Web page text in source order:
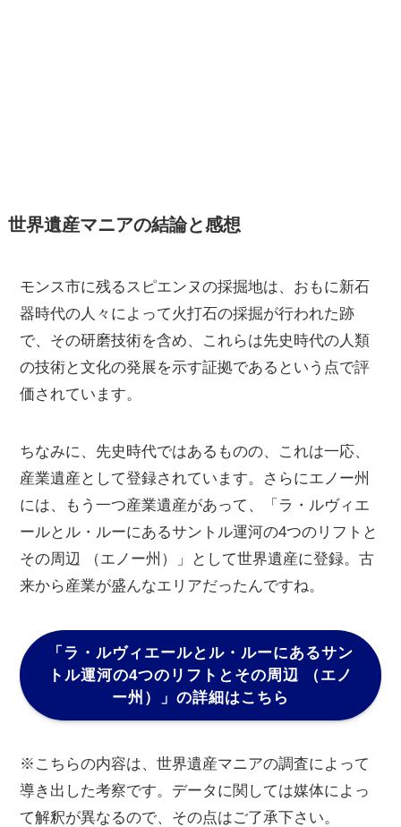
世界遺産マニアの結論と感想
モンス市に残るスピエンヌの採掘地は、おもに新石
器時代の人々によって火打石の採掘が行われた跡
で、その研磨技術を含め、これらは先史時代の人類
の技術と文化の発展を示す証拠であるという点で評
価されています。
ちなみに、先史時代ではあるものの、これは一応、
産業遺産として登録されています。さらにエノー州
には、もう一つ産業遺産があって、「ラ・ルヴィエ
ールとル・ルーにあるサントル運河の4つのリフトと
その周辺 （エノー州）」として世界遺産に登録。古
来から産業が盛んなエリアだったんですね。
「ラ・ルヴィエールとル・ルーにあるサン
トル運河の4つのリフトとその周辺 （エノ
ー州）」の詳細はこちら
※こちらの内容は、世界遺産マニアの調査によって
導き出した考察です。データに関しては媒体によっ
て解釈が異なるので、その点はご了承下さい。